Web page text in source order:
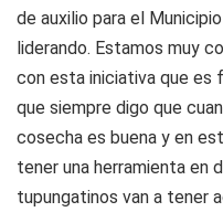
de auxilio para el
liderando. Estamos muy
con esta iniciativa que es
que siempre digo que
cosecha es buena y en
tener una herramienta en
tupungatinos van a tener